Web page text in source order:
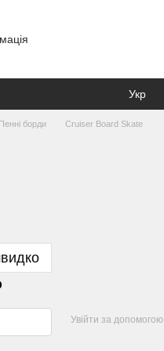
Укр
борди Cruiser Board Skate
Увійти за допомогою